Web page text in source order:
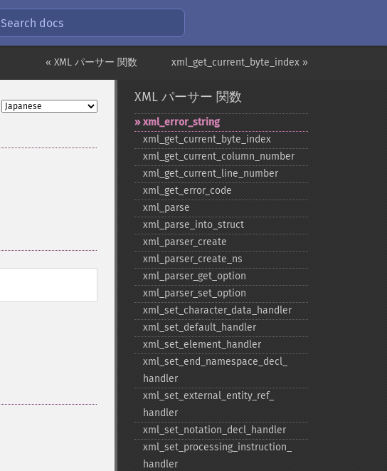
Search docs
xml_get_current_byte_index »
« XML パーサー 関数
XML パーサー 関数
xml_​error_​string
xml_​get_​current_​byte_​index
xml_​get_​current_​column_​number
xml_​get_​current_​line_​number
xml_​get_​error_​code
xml_​parse
xml_​parse_​into_​struct
xml_​parser_​create
xml_​parser_​create_​ns
xml_​parser_​get_​option
xml_​parser_​set_​option
xml_​set_​character_​data_​handler
xml_​set_​default_​handler
xml_​set_​element_​handler
xml_​set_​end_​namespace_​decl_​
handler
xml_​set_​external_​entity_​ref_​
handler
xml_​set_​notation_​decl_​handler
xml_​set_​processing_​instruction_​
handler